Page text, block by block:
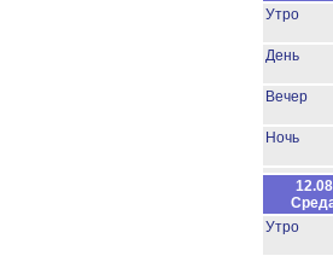
Утро
День
Вечер
Ночь
12.08
Утро